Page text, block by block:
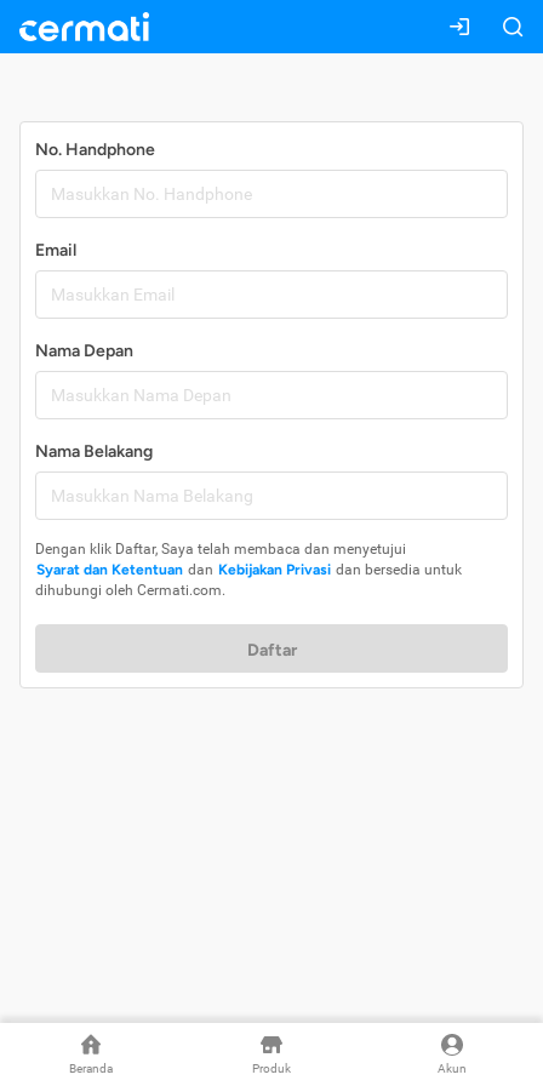
Beranda Produk Akun
No. Handphone
Email
Nama Depan
Nama Belakang
Dengan klik Daftar, Saya telah membaca dan menyetujui
Syarat dan Ketentuan dan Kebijakan Privasi dan bersedia untuk
dihubungi oleh Cermati.com.
Daftar